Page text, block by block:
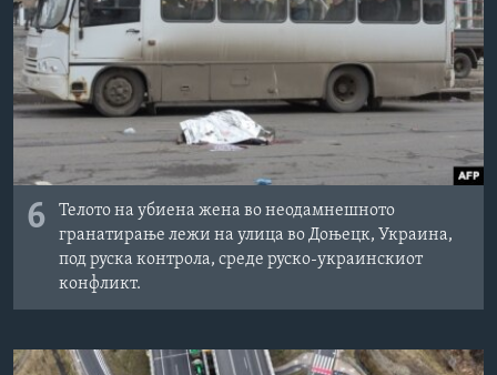
6
Телото на убиена жена во неодамнешното
гранатирање лежи на улица во Доњецк, Украина,
под руска контрола, среде руско-украинскиот
конфликт.